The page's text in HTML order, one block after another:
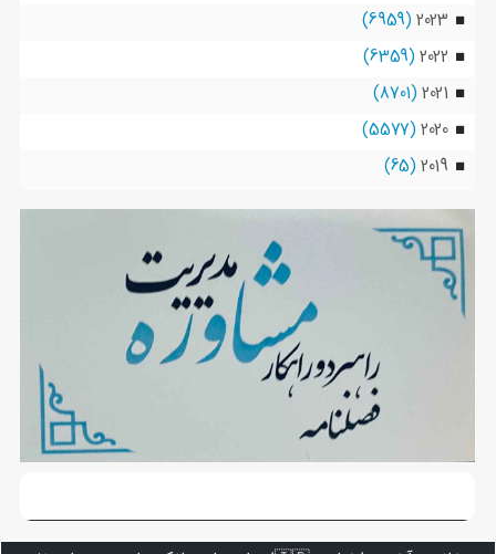
2023
(6959)
2022
(6359)
2021
(8701)
2020
(5577)
2019
(65)